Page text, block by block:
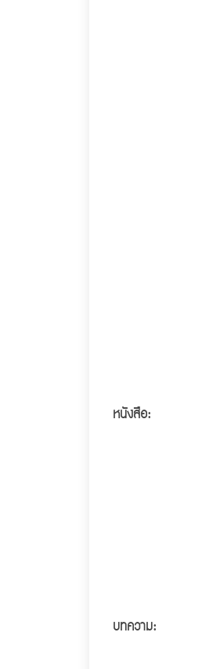
หนังสือ:
บทความ: